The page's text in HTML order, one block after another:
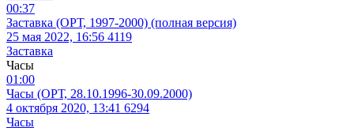
00:37
Заставка (ОРТ, 1997-2000) (полная версия)
25 мая 2022, 16:56 4119
Заставка
Часы
01:00
Часы (ОРТ, 28.10.1996-30.09.2000)
4 октября 2020, 13:41 6294
Часы